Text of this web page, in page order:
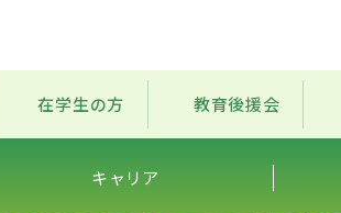
在学生の方 教育後援会
キャリア